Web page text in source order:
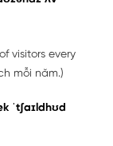
visitors every
mỗi năm.)
ˈtʃaɪldhʊd